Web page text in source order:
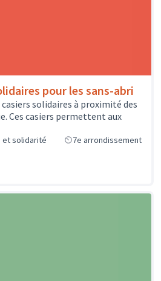
pour les sans-abri
solidaires à proximité des
Ces casiers permettent aux
et solidarité
7e arrondissement